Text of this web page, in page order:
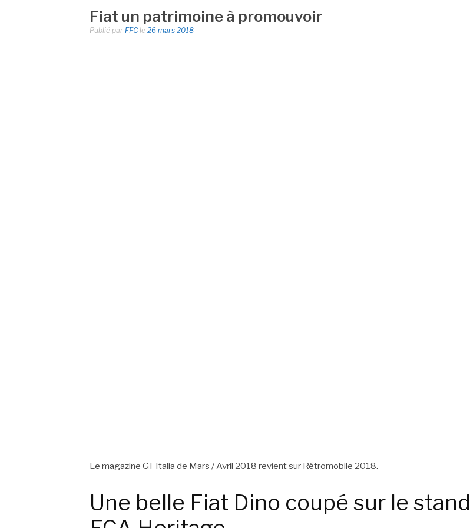
Fiat un patrimoine à promouvoir
Publié par FFCle 26 mars 2018
Le magazine GT Italia de Mars / Avril 2018 revient sur Rétromobile 2018.
Une belle Fiat Dino coupé sur le stand